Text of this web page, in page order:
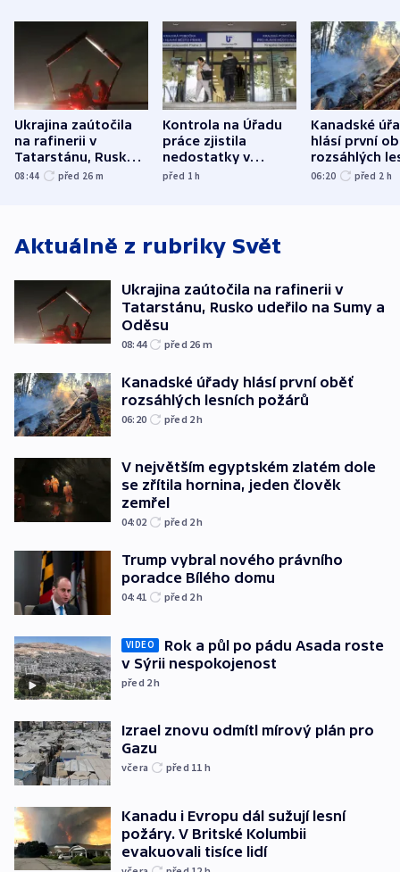
Ukrajina zaútočila
na rafinerii v
Tatarstánu, Rusko
udeřilo na Sumy a
08:44 před 26 m
Kontrola na Úřadu
práce zjistila
nedostatky v
účetnictví za 5,6
před 1h
Kanadské
hlásí první
rozsáhlých
požárů
06:20 před 2 h
Aktuálně z rubriky Svět
Ukrajina zaútočila na rafinerii v
Tatarstánu, Rusko udeřilo na Sumy a
Oděsu
08:44 před 26 m
Kanadské úřady hlásí první oběť
rozsáhlých lesních požárů
06:20 před 2h
V největším egyptském zlatém dole
se zřítila hornina, jeden člověk
zemřel
04:02 před 2h
Trump vybral nového právního
poradce Bílého domu
04:41 před 2h
VIDEO
Rok a půl po pádu Asada roste
v Sýrii nespokojenost
před 2h
Izrael znovu odmítl mírový plán pro
Gazu
včera před 11 h
Kanadu i Evropu dál sužují lesní
požáry. V Britské Kolumbii
evakuovali tisíce lidí